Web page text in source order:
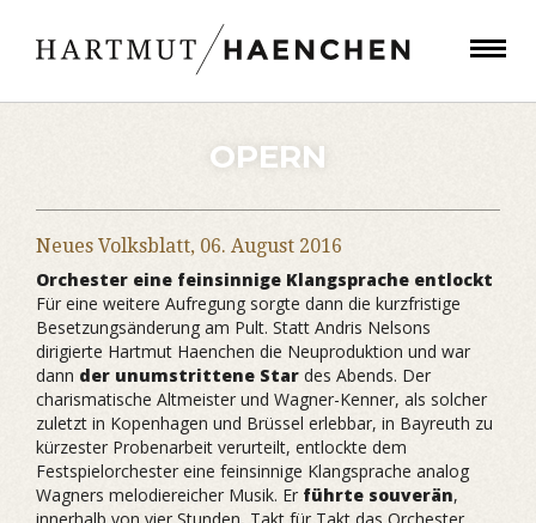
OPERN
Neues Volksblatt, 06. August 2016
Orchester eine feinsinnige Klangsprache entlockt
Für eine weitere Aufregung sorgte dann die kurzfristige
Besetzungsänderung am Pult. Statt Andris Nelsons
dirigierte Hartmut Haenchen die Neuproduktion und war
dann der unumstrittene Star des Abends. Der
charismatische Altmeister und Wagner-Kenner, als solcher
zuletzt in Kopenhagen und Brüssel erlebbar, in Bayreuth zu
kürzester Probenarbeit verurteilt, entlockte dem
Festspielorchester eine feinsinnige Klangsprache analog
Wagners melodiereicher Musik. Er führte souverän,